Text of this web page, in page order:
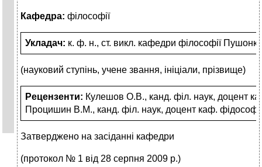
Кафедра: філософії
Укладач: к. ф. н., ст. викл. кафедри філософії
(науковий ступінь, учене звання, ініціали, прізвище)
Рецензенти: Кулешов О.В., канд. філ. наук, доцент
Процишин В.М., канд. філ. наук, доцент каф.
Затверджено на засіданні кафедри
(протокол № 1 від 28 серпня 2009 р.)